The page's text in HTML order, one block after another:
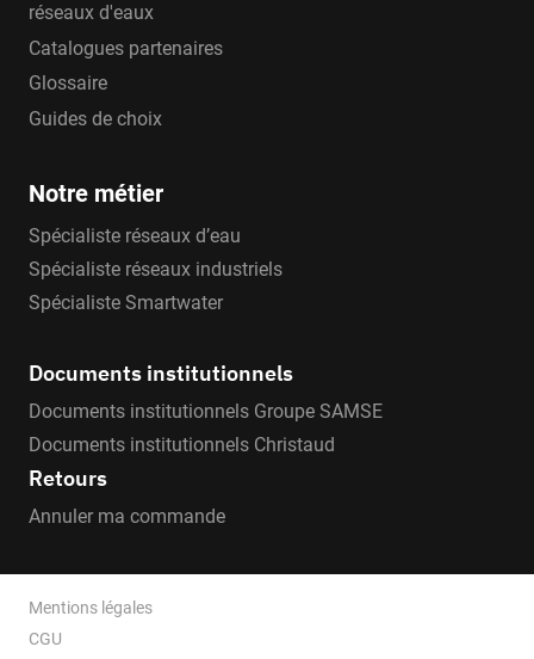
réseaux d'eaux
Catalogues partenaires
Glossaire
Guides de choix
Notre métier
Spécialiste réseaux d’eau
Spécialiste réseaux industriels
Spécialiste Smartwater
Documents institutionnels
Documents institutionnels Groupe SAMSE
Documents institutionnels Christaud
Retours
Annuler ma commande
Mentions légales
CGU